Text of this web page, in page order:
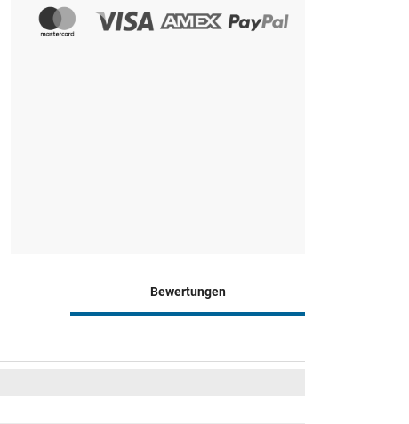
Bewertungen